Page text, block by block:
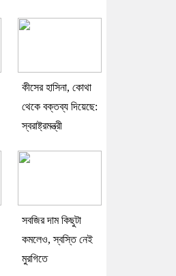
কীসের হাসিনা, কোথা
থেকে বক্তব্য দিয়েছে:
স্বরাষ্ট্রমন্ত্রী
সবজির দাম কিছুটা
কমলেও, স্বস্তি নেই
মুরগিতে